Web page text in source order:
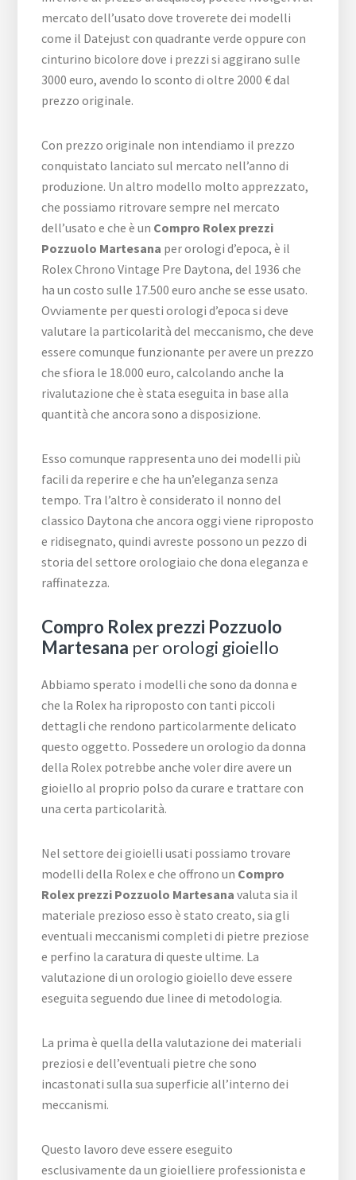
mercato dell’usato dove troverete dei modelli
come il Datejust con quadrante verde oppure con
cinturino bicolore dove i prezzi si aggirano sulle
3000 euro, avendo lo sconto di oltre 2000 € dal
prezzo originale.
Con prezzo originale non intendiamo il prezzo
conquistato lanciato sul mercato nell’anno di
produzione. Un altro modello molto apprezzato,
che possiamo ritrovare sempre nel mercato
dell’usato e che è un Compro Rolex prezzi
Pozzuolo Martesana per orologi d’epoca, è il
Rolex Chrono Vintage Pre Daytona, del 1936 che
ha un costo sulle 17.500 euro anche se esse usato.
Ovviamente per questi orologi d’epoca si deve
valutare la particolarità del meccanismo, che deve
essere comunque funzionante per avere un prezzo
che sfiora le 18.000 euro, calcolando anche la
rivalutazione che è stata eseguita in base alla
quantità che ancora sono a disposizione.
Esso comunque rappresenta uno dei modelli più
facili da reperire e che ha un’eleganza senza
tempo. Tra l’altro è considerato il nonno del
classico Daytona che ancora oggi viene riproposto
e ridisegnato, quindi avreste possono un pezzo di
storia del settore orologiaio che dona eleganza e
raffinatezza.
Compro Rolex prezzi Pozzuolo
Martesana per orologi gioiello
Abbiamo sperato i modelli che sono da donna e
che la Rolex ha riproposto con tanti piccoli
dettagli che rendono particolarmente delicato
questo oggetto. Possedere un orologio da donna
della Rolex potrebbe anche voler dire avere un
gioiello al proprio polso da curare e trattare con
una certa particolarità.
Nel settore dei gioielli usati possiamo trovare
modelli della Rolex e che offrono un Compro
Rolex prezzi Pozzuolo Martesana valuta sia il
materiale prezioso esso è stato creato, sia gli
eventuali meccanismi completi di pietre preziose
e perfino la caratura di queste ultime. La
valutazione di un orologio gioiello deve essere
eseguita seguendo due linee di metodologia.
La prima è quella della valutazione dei materiali
preziosi e dell’eventuali pietre che sono
incastonati sulla sua superficie all’interno dei
meccanismi.
Questo lavoro deve essere eseguito
esclusivamente da un gioielliere professionista e